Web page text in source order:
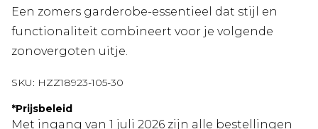
Een zomers garderobe-essentieel dat stijl en
functionaliteit combineert voor je volgende
zonovergoten uitje.
SKU: HZZ18923-105-30
*Prijsbeleid
Met ingang van 1 juli 2026 zijn alle bestellingen